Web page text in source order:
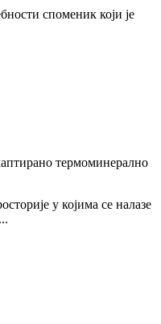
споменик који је
термоминерално
у којима се налазе